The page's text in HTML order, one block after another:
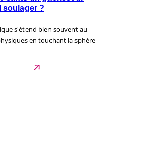
soulager ?
s'étend bien souvent au-
en touchant la sphère